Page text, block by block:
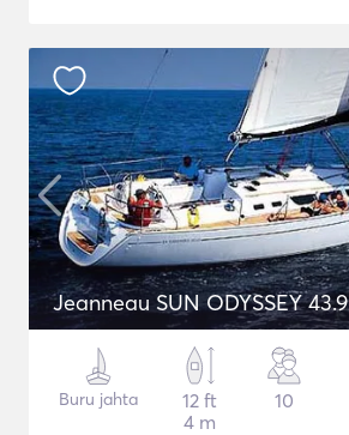
Jeanneau SUN ODYSSEY 43.9
Buru jahta
12 ft
4 m
10